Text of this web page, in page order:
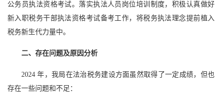
公务员执法资格考试。落实执法人员岗位培训制度，积极认真做好
新入职税务干部执法资格考试备考工作，将税务执法理念提前植入
税务新生代力量中。
二、存在问题及原因分析
2024 年，我局在法治税务建设方面虽然取得了一定成绩，但也
存在一些问题和不足：